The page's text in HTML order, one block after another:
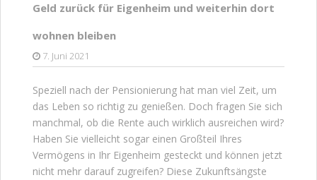
Geld zurück für Eigenheim und weiterhin dort
wohnen bleiben
7. Juni 2021
Speziell nach der Pensionierung hat man viel Zeit, um
das Leben so richtig zu genießen. Doch fragen Sie sich
manchmal, ob die Rente auch wirklich ausreichen wird?
Haben Sie vielleicht sogar einen Großteil Ihres
Vermögens in Ihr Eigenheim gesteckt und können jetzt
nicht mehr darauf zugreifen? Diese Zukunftsängste